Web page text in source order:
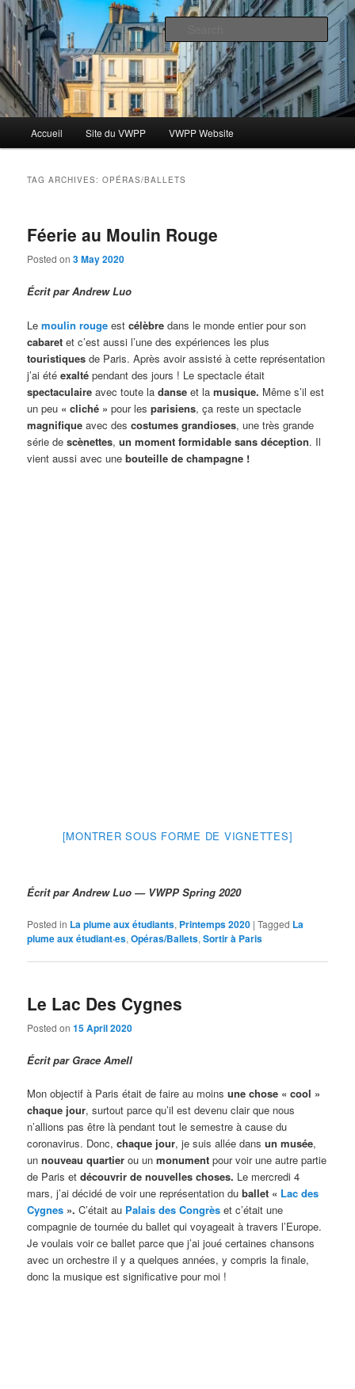
Skip
primary
content
Skip
secondary
contentBlog VWPP
Le blog des étudiants du Vassar-Wesleyan Programme à Paris
Accueil Site du VWPP VWPP Website
TAG ARCHIVES:OPÉRAS/BALLETS
Féerie au Moulin Rouge
Posted on3 May 2020
Écrit par Andrew Luo
Lemoulin rouge estcélèbre dans le monde entier pour son
cabaretet c’est aussi l’une des expériences les plus
touristiques de Paris. Après avoir assisté à cette représentation
j’ai étéexalté pendant des jours ! Le spectacle était
spectaculaire avec toute ladanse et lamusique. Même s’il est
un peu « cliché » pour lesparisiens, ça reste un spectacle
magnifique avec descostumes grandioses, une très grande
série descènettes,un moment formidable sans déception. Il
vient aussi avec unebouteille de champagne !
[MONTRER SOUS FORME DE VIGNETTES]
Écrit par Andrew Luo — VWPP Spring 2020
Posted in La plume aux étudiants, Printemps 2020 |Tagged La
plume aux étudiant·es,Opéras/Ballets,Sortir à Paris
Le Lac Des Cygnes
Posted on15 April 2020
Écrit par Grace Amell
Mon objectif à Paris était de faire au moinsune chose « cool »
chaque jour, surtout parce qu’il est devenu clair que nous
n’allions pas être là pendant tout le semestre à cause du
coronavirus. Donc,chaque jour, je suis allée dans un musée,
unnouveau quartier ou unmonument pour voir une autre partie
de Paris etdécouvrir de nouvelles choses. Le mercredi 4
mars, j’ai décidé de voir une représentation duballet « Lac des
Cygnes ». C’était au Palais des Congrès et c’était une
compagnie de tournée du ballet qui voyageait à travers l’Europe.
Je voulais voir ce ballet parce que j’ai joué certaines chansons
avec un orchestre il y a quelques années, y compris la finale,
donc la musique est significative pour moi !